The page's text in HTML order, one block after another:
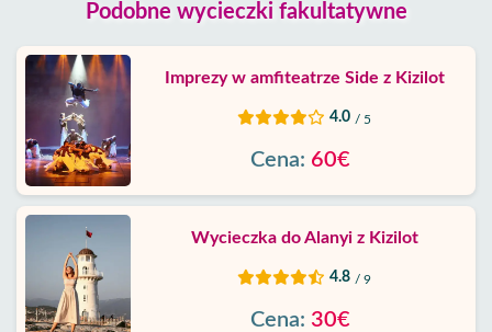
Podobne wycieczki fakultatywne
Imprezy w amfiteatrze Side z Kizilot
4.0 / 5
Cena: 60€
Wycieczka do Alanyi z Kizilot
4.8 / 9
Cena: 30€